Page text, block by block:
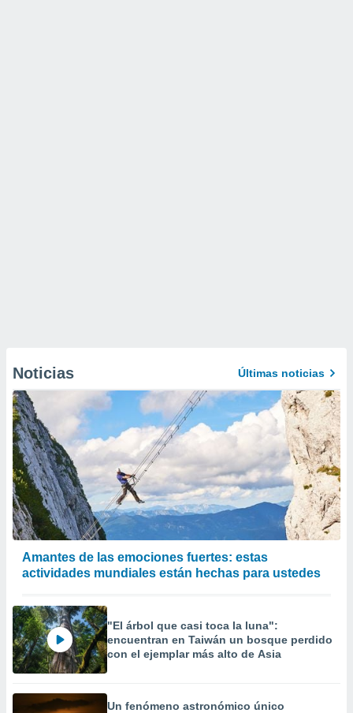
Noticias Últimas noticias
Amantes de las emociones fuertes: estas
actividades mundiales están hechas para ustedes
"El árbol que casi toca la luna":
encuentran en Taiwán un bosque perdido
con el ejemplar más alto de Asia
Un fenómeno astronómico único